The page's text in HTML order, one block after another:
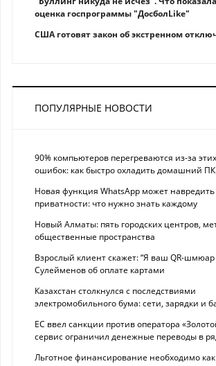
оценка госпрограммы "ДосболLike"
США готовят закон об экстренном
ПОПУЛЯРНЫЕ НОВОСТИ
90% компьютеров перегреваются из-за
ошибок: как быстро охладить домашний ПК
Новая функция WhatsApp может
приватности: что нужно знать каждому
Новый Алматы: пять городских центров,
общественные пространства
Взрослый клиент скажет: “Я ваш QR-
Сулейменов об оплате картами
Казахстан столкнулся с последствиями
электромобильного бума: сети, зарядки и
ЕС ввел санкции против оператора
сервис ограничил денежные переводы в
Льготное финансирование необходимо как